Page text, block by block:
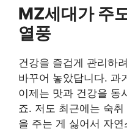
MZ세대가 주
열풍
건강을 즐겁게 관리하
바꾸어 놓았답니다. 과
이제는 맛과 건강을 동
죠. 저도 최근에는 숙
을 주는 게 싫어서 자